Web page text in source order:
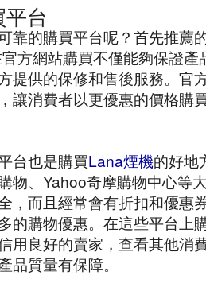
台
靠的購買平台呢？首先推薦
方網站購買不僅能夠保證產
提供的保修和售後服務。官
讓消費者以更優惠的價格購
台也是購買Lana煙機的好地
物、Yahoo奇摩購物中心等
，而且經常會有折扣和優惠
的購物優惠。在這些平台上
用良好的賣家，查看其他消
品質量有保障。